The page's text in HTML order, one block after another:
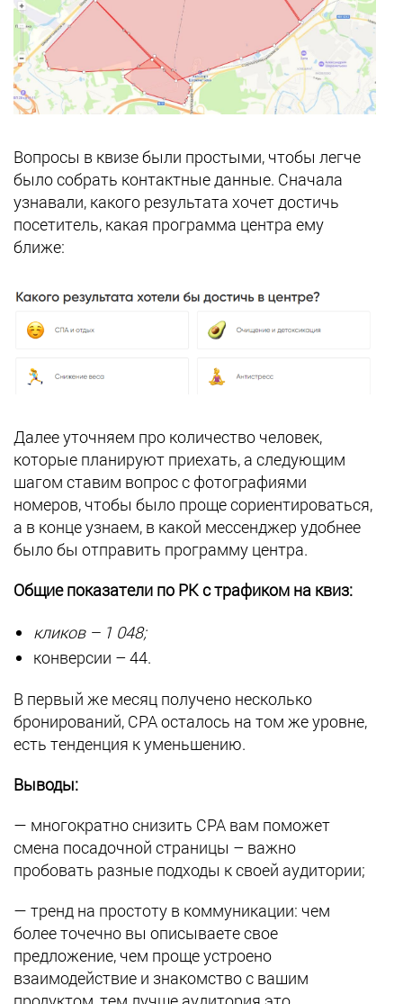
Вопросы в квизе были простыми, чтобы легче
было собрать контактные данные. Сначала
узнавали, какого результата хочет достичь
посетитель, какая программа центра ему
ближе:
Далее уточняем про количество человек,
которые планируют приехать, а следующим
шагом ставим вопрос с фотографиями
номеров, чтобы было проще сориентироваться,
а в конце узнаем, в какой мессенджер удобнее
было бы отправить программу центра.
Общие показатели по РК с трафиком на квиз:
кликов – 1 048;
конверсии – 44.
В первый же месяц получено несколько
бронирований, CPA осталось на том же уровне,
есть тенденция к уменьшению.
Выводы:
— многократно снизить CPA вам поможет
смена посадочной страницы – важно
пробовать разные подходы к своей аудитории;
— тренд на простоту в коммуникации: чем
более точечно вы описываете свое
предложение, чем проще устроено
взаимодействие и знакомство с вашим